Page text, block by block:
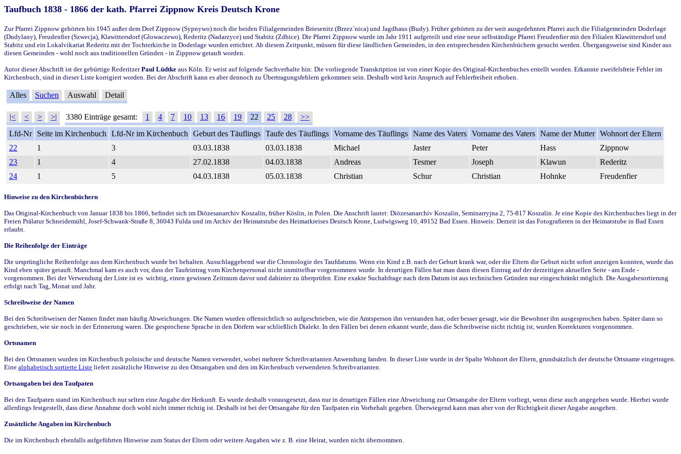
Taufbuch 1838 - 1866 der kath. Pfarrei Zippnow Kreis Deutsch Krone
Zur Pfarrei Zippnow gehörten bis 1945 außer dem Dorf Zippnow (Sypnywo) noch die beiden Filialgemeinden Briesenitz (Brzez`nica) und Jagdhaus (Budy). Früher gehörten zu der weit ausgedehnten Pfarrei auch die Filialgemeinden Doderlage
(Dudylany), Freudenfier (Szwecja), Klawittersdorf (Glowaczewo), Rederitz (Nadarzyce) und Stabitz (Zdbice). Die Pfarrei Zippnow wurde im Jahr 1911 aufgeteilt und eine neue selbständige Pfarrei Freudenfier mit den Filialen Klawittersdorf und
Stabitz und ein Lokalvikariat Rederitz mit der Tochterkirche in Doderlage wurden errichtet. Ab diesem Zeitpunkt, müssen für diese ländlichen Gemeinden, in den entsprechenden Kirchenbüchern gesucht werden. Übergangsweise sind Kinder aus
diesen Gemeinden - wohl noch aus traditionellen Gründen - in Zippnow getauft worden.
Autor dieser Abschrift ist der gebürtige RederitzerPaul Lüdtke aus Köln. Er weist auf folgende Sachverhalte hin: Die vorliegende Transkription ist von einer Kopie des Original-Kirchenbuches erstellt worden. Erkannte zweifelsfreie Fehler im
Kirchenbuch, sind in dieser Liste korrigiert worden. Bei der Abschrift kann es aber dennoch zu Übertragungsfehlern gekommen sein. Deshalb wird kein Anspruch auf Fehlerfreiheit erhoben.
Alles Suchen Auswahl Detail
|< < > >| 3380 Einträge gesamt: 1 4 7 10 13 16 19 22 25 28
>>
Lfd-Nr
Seite im Kirchenbuch Lfd-Nr im Kirchenbuch Geburt des Täuflings Taufe des Täuflings Vorname des Täuflings Name des Vaters Vorname des Vaters Name der Mutter Wohnort der Eltern
22
1 3 03.03.1838 03.03.1838 Michael Jaster Peter Hass
Zippnow
23
1 4 27.02.1838 04.03.1838 Andreas Tesmer Joseph Klawun
Rederitz
24
1 5 04.03.1838 05.03.1838 Christian Schur Christian Hohnke Freudenfier
Hinweise zu den Kirchenbüchern
Das Original-Kirchenbuch von Januar 1838 bis 1866, befindet sich im Diözesanarchiv Koszalin, früher Köslin, in Polen. Die Anschrift lautet: Diözesanarchiv Koszalin, Seminarryjna 2, 75-817 Koszalin. Je eine Kopie des Kirchenbuches liegt in der
Freien Prälatur Schneidemühl, Josef-Schwank-Straße 8, 36043 Fulda und im Archiv der Heimatstube des Heimatkreises Deutsch Krone, Ludwigsweg 10, 49152 Bad Essen. Hinweis: Derzeit ist das Fotografieren in der Heimatstube in Bad Essen
erlaubt.
Die Reihenfolge der Einträge
Die ursprüngliche Reihenfolge aus dem Kirchenbuch wurde bei behalten. Ausschlaggebend war die Chronologie des Taufdatums. Wenn ein Kind z.B. nach der Geburt krank war, oder die Eltern die Geburt nicht sofort anzeigen konnten, wurde das
Kind eben später getauft. Manchmal kam es auch vor, dass der Taufeintrag vom Kirchenpersonal nicht unmittelbar vorgenommen wurde. In derartigen Fällen hat man dann diesen Eintrag auf der derzeitigen aktuellen Seite - am Ende -
vorgenommen. Bei der Verwendung der Liste ist es wichtig, einen gewissen Zeitraum davor und dahinter zu überprüfen. Eine exakte Suchabfrage nach dem Datum ist aus technischen Gründen nur eingeschränkt möglich. Die Ausgabesortierung
erfolgt nach Tag, Monat und Jahr.
Schreibweise der Namen
Bei den Schreibweisen der Namen findet man häufig Abweichungen. Die Namen wurden offensichtlich so aufgeschrieben, wie die Amtsperson ihn verstanden hat, oder besser gesagt, wie die Bewohner ihn ausgesprochen haben. Später dann so
geschrieben, wie sie noch in der Erinnerung waren. Die gesprochene Sprache in den Dörfern war schließlich Dialekt. In den Fällen bei denen erkannt wurde, dass die Schreibweise nicht richtig ist, wurden Korrekturen vorgenommen.
Ortsnamen
Bei den Ortsnamen wurden im Kirchenbuch polnische und deutsche Namen verwendet, wobei mehrere Schreibvarianten Anwendung fanden. In dieser Liste wurde in der Spalte Wohnort der Eltern, grundsätzlich der deutsche Ortsname eingetragen.
Eine alphabetisch sortierte Liste liefert zusätzliche Hinweise zu den Ortsangaben und den im Kirchenbuch verwendeten Schreibvarianten.
Ortsangaben bei den Taufpaten
Bei den Taufpaten stand im Kirchenbuch nur selten eine Angabe der Herkunft. Es wurde deshalb vorausgesetzt, dass nur in derartigen Fällen eine Abweichung zur Ortsangabe der Eltern vorliegt, wenn diese auch angegeben wurde. Hierbei wurde
allerdings festgestellt, dass diese Annahme doch wohl nicht immer richtig ist. Deshalb ist bei der Ortsangabe für den Taufpaten ein Vorbehalt gegeben. Überwiegend kann man aber von der Richtigkeit dieser Angabe ausgehen.
Zusätzliche Angaben im Kirchenbuch
Die im Kirchenbuch ebenfalls aufgeführten Hinweise zum Status der Eltern oder weitere Angaben wie z. B. eine Heirat, wurden nicht übernommen.